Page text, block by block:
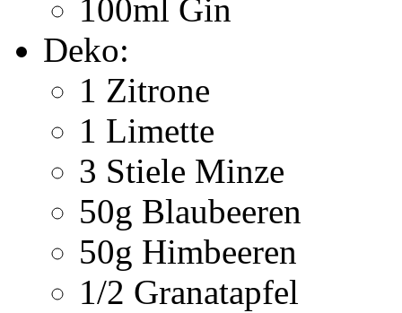
100ml Gin
Deko:
1 Zitrone
1 Limette
3 Stiele Minze
50g Blaubeeren
50g Himbeeren
1/2 Granatapfel